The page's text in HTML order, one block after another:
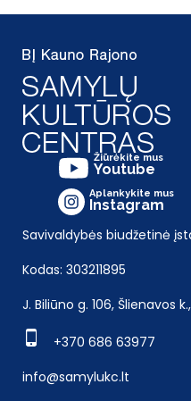
Žiūrėkite mus
Youtube
Aplankykite mus
Instagram
Savivaldybės biudžetinė
Kodas: 303211895
J. Biliūno g. 106, Šlienavos
+370 686 63977
info@samylukc.lt